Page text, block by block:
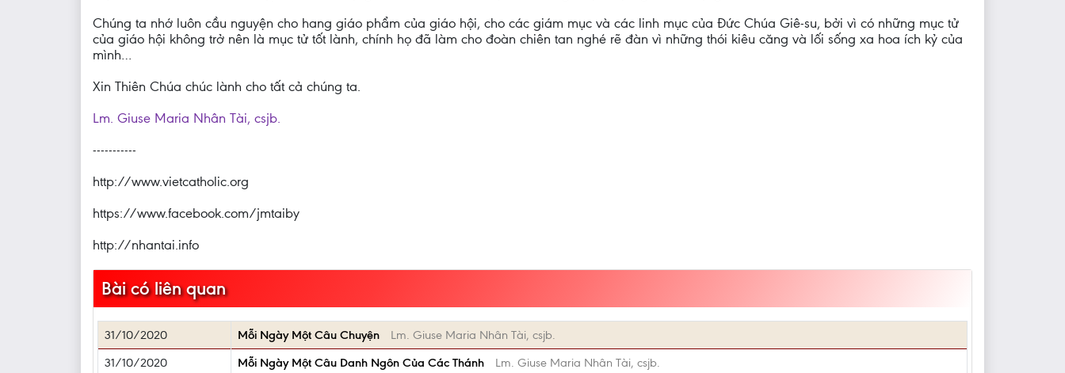
Chúng ta nhớ luôn cầu nguyện cho hang giáo phẩm của giáo hội, cho các giám mục và các linh mục của Đức Chúa Giê-su, bởi vì có những mục tử
của giáo hội không trở nên là mục tử tốt lành, chính họ đã làm cho đoàn chiên tan nghé rẽ đàn vì những thói kiêu căng và lối sống xa hoa ích kỷ của
mình…
Xin Thiên Chúa chúc lành cho tất cả chúng ta.
Lm. Giuse Maria Nhân Tài, csjb.
-----------
http://www.vietcatholic.org
https://www.facebook.com/jmtaiby
http://nhantai.info
Bài có liên quan
31/10/2020 Mỗi Ngày Một Câu Chuyện
Lm. Giuse Maria Nhân Tài, csjb.
31/10/2020
Mỗi Ngày Một Câu Danh Ngôn Của Các Thánh
Lm. Giuse Maria Nhân Tài, csjb.